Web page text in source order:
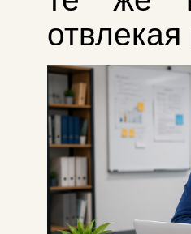
отвлекая